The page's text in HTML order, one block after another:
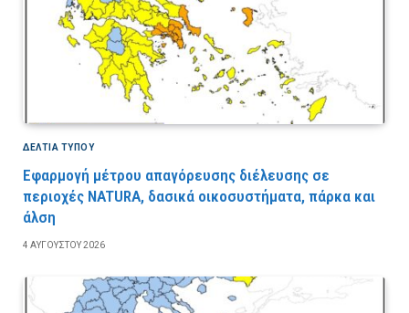
ΔΕΛΤΙΑ ΤΥΠΟΥ
Εφαρμογή μέτρου απαγόρευσης διέλευσης σε
περιοχές NATURA, δασικά οικοσυστήματα, πάρκα και
άλση
4 ΑΥΓΟΎΣΤΟΥ 2026